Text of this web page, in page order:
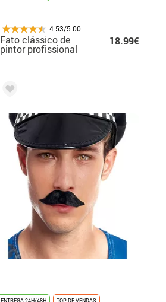
4.53/5.00
Fato clássico de
pintor profissional
masculino
18.99€
ENTREGA 24H/48H TOP DE VENDAS